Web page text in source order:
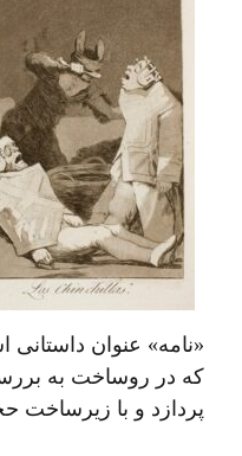
«نامه» عنوان
که در روساخت به
پردازد و با زیرساخت